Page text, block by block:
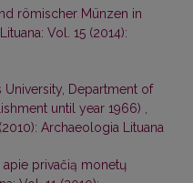
römischer Münzen in
Vol. 15 (2014):
University, Department of
until year 1966)
Archaeologia Lituana
apie privačią monetų